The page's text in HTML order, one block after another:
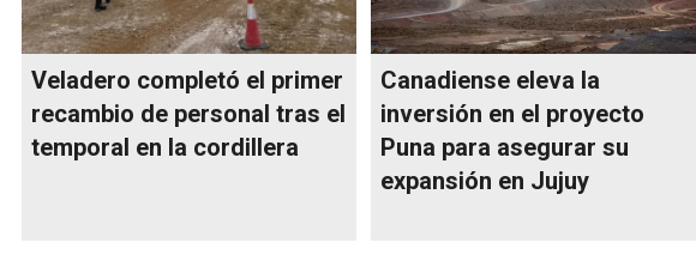
Veladero completó el primer
recambio de personal tras el
temporal en la cordillera
Canadiense eleva la
inversión en el proyecto
Puna para asegurar su
expansión en Jujuy